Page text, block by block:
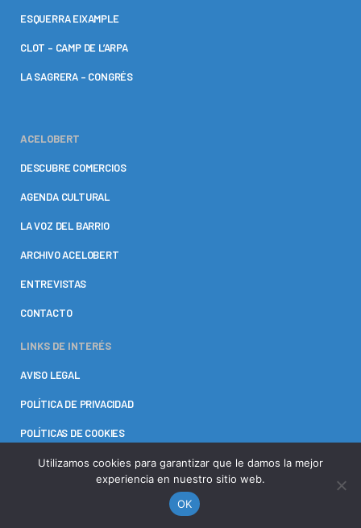
ESQUERRA EIXAMPLE
CLOT – CAMP DE L’ARPA
LA SAGRERA – CONGRÉS
ACELOBERT
DESCUBRE COMERCIOS
AGENDA CULTURAL
LA VOZ DEL BARRIO
ARCHIVO ACELOBERT
ENTREVISTAS
CONTACTO
LINKS DE INTERÉS
AVISO LEGAL
POLÍTICA DE PRIVACIDAD
POLÍTICAS DE COOKIES
Utilizamos cookies para garantizar que le damos la mejor
experiencia en nuestro sitio web.
OK